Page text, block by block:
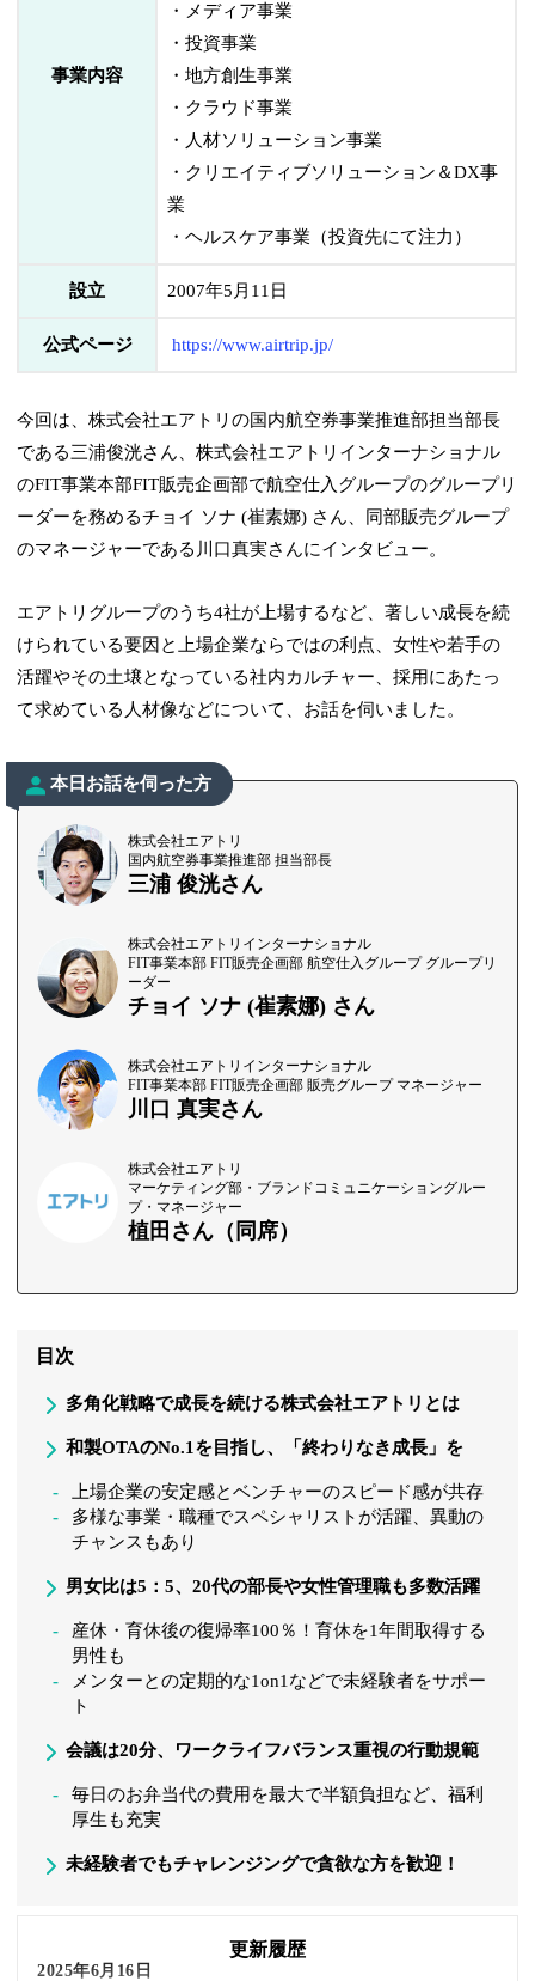
事業内容
・メディア事業
・投資事業
・地方創生事業
・クラウド事業
・人材ソリューション事業
・クリエイティブソリューション＆DX事
業
・ヘルスケア事業（投資先にて注力）
設立 2007年5月11日
公式ページ https://www.airtrip.jp/
今回は、株式会社エアトリの国内航空券事業推進部担当部長
である三浦俊洸さん、株式会社エアトリインターナショナル
のFIT事業本部FIT販売企画部で航空仕入グループのグループリ
ーダーを務めるチョイ ソナ (崔素娜) さん、同部販売グループ
のマネージャーである川口真実さんにインタビュー。
エアトリグループのうち4社が上場するなど、著しい成長を続
けられている要因と上場企業ならではの利点、女性や若手の
活躍やその土壌となっている社内カルチャー、採用にあたっ
て求めている人材像などについて、お話を伺いました。
本日お話を伺った方
株式会社エアトリ
国内航空券事業推進部 担当部長
三浦 俊洸さん
株式会社エアトリインターナショナル
FIT事業本部 FIT販売企画部 航空仕入グループ グループリ
ーダー
チョイ ソナ (崔素娜) さん
株式会社エアトリインターナショナル
FIT事業本部 FIT販売企画部 販売グループ マネージャー
川口 真実さん
株式会社エアトリ
マーケティング部・ブランドコミュニケーショングルー
プ・マネージャー
植田さん（同席）
目次
多角化戦略で成長を続ける株式会社エアトリとは
和製OTAのNo.1を目指し、「終わりなき成長」を
上場企業の安定感とベンチャーのスピード感が共存
多様な事業・職種でスペシャリストが活躍、異動の
チャンスもあり
男女比は5：5、20代の部長や女性管理職も多数活躍
産休・育休後の復帰率100％！育休を1年間取得する
男性も
メンターとの定期的な1on1などで未経験者をサポー
ト
会議は20分、ワークライフバランス重視の行動規範
毎日のお弁当代の費用を最大で半額負担など、福利
厚生も充実
未経験者でもチャレンジングで貪欲な方を歓迎！
更新履歴
2025年6月16日